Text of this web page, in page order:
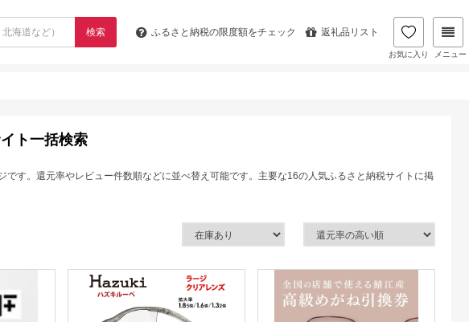
検索 ふるさと納税の限度額をチェック 返礼品リスト
お気に入り メニュー
ト一括検索
す。還元率やレビュー件数順などに並べ替え可能です。主要な16の人気ふるさと納税サイトに掲